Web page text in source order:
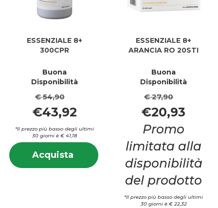
ESSENZIALE 8+
300CPR
Buona
Disponibilità
€ 54,90
€43,92
*Il prezzo più basso degli ultimi
30 giorni è € 41,18
Acquista
Acquista ESSENZIALE
Informazioni
su ESSENZIALE
300CPR
ESSENZIALE 8+
ARANCIA RO 20STI
Buona
Disponibilità
€ 27,90
€20,93
Promo
limitata alla
disponibilità
del prodotto
*Il prezzo più basso degli ultimi
30 giorni è € 22,32